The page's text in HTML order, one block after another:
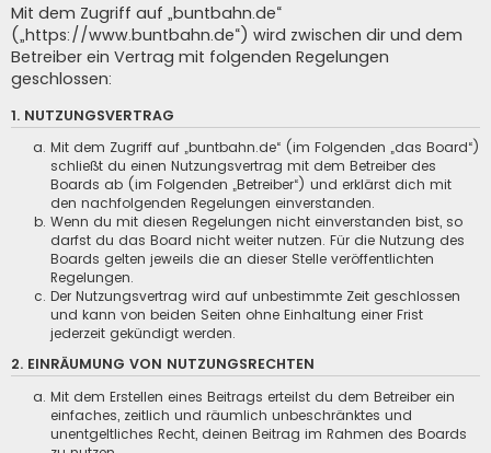
Mit dem Zugriff auf „buntbahn.de“
(„https://www.buntbahn.de“) wird zwischen dir und dem
Betreiber ein Vertrag mit folgenden Regelungen
geschlossen:
1. NUTZUNGSVERTRAG
Mit dem Zugriff auf „buntbahn.de“ (im Folgenden „das Board“)
schließt du einen Nutzungsvertrag mit dem Betreiber des
Boards ab (im Folgenden „Betreiber“) und erklärst dich mit
den nachfolgenden Regelungen einverstanden.
Wenn du mit diesen Regelungen nicht einverstanden bist, so
darfst du das Board nicht weiter nutzen. Für die Nutzung des
Boards gelten jeweils die an dieser Stelle veröffentlichten
Regelungen.
Der Nutzungsvertrag wird auf unbestimmte Zeit geschlossen
und kann von beiden Seiten ohne Einhaltung einer Frist
jederzeit gekündigt werden.
2. EINRÄUMUNG VON NUTZUNGSRECHTEN
Mit dem Erstellen eines Beitrags erteilst du dem Betreiber ein
einfaches, zeitlich und räumlich unbeschränktes und
unentgeltliches Recht, deinen Beitrag im Rahmen des Boards